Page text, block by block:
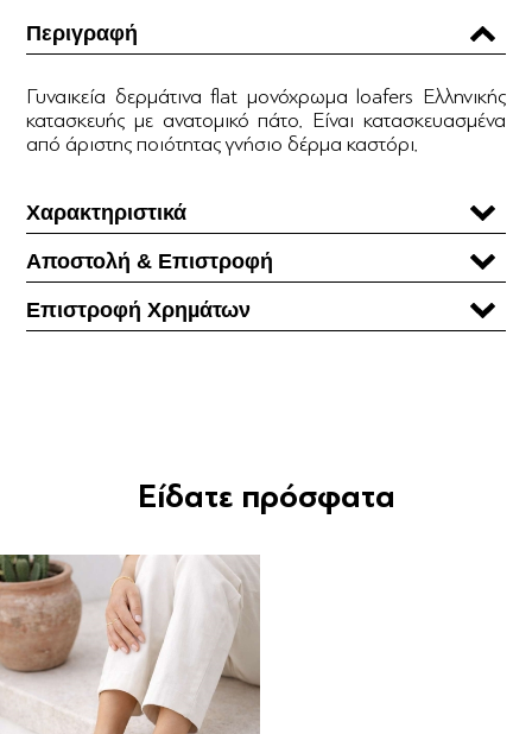
Περιγραφή
Γυναικεία δερμάτινα flat μονόχρωμα loafers Ελληνικής
κατασκευής με ανατομικό πάτο. Είναι κατασκευασμένα
από άριστης ποιότητας γνήσιο δέρμα καστόρι.
Χαρακτηριστικά
Αποστολή & Επιστροφή
Επιστροφή Χρηµάτων
Είδατε πρόσφατα